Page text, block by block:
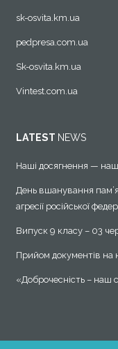
sk-osvita.km.ua
pedpresa.com.ua
Sk-osvita.km.ua
Vintest.com.ua
LATEST NEWS
Наші досягнення —
День вшанування
агресії російської
Випуск 9 класу – 03
Прийом документів на
«Доброчесність – наш